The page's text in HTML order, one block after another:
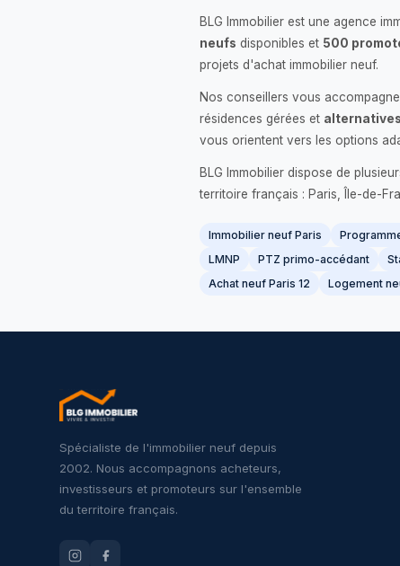
BLG Immobilier est une agence
neufs disponibles et 500
projets d'achat immobilier neuf.
Nos conseillers vous
résidences gérées et
vous orientent vers les options
BLG Immobilier dispose de
territoire français : Paris, Île-de-
Immobilier neuf Paris
LMNP
PTZ primo-accédant
Achat neuf Paris 12
Logement
Spécialiste de l'immobilier neuf depuis
2002. Nous accompagnons acheteurs,
investisseurs et promoteurs sur l'ensemble
du territoire français.